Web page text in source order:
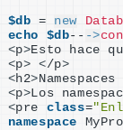
$db = new
echo
$db-- ->
<p>Esto hace
<p> </p>
<h2>
<p>Los
<pre class=
namespace